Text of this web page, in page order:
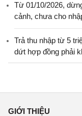
Từ 01/10/2026,
cảnh, chưa cho
Trả thu nhập từ 5
dứt hợp đồng phải
GIỚI THIỆU